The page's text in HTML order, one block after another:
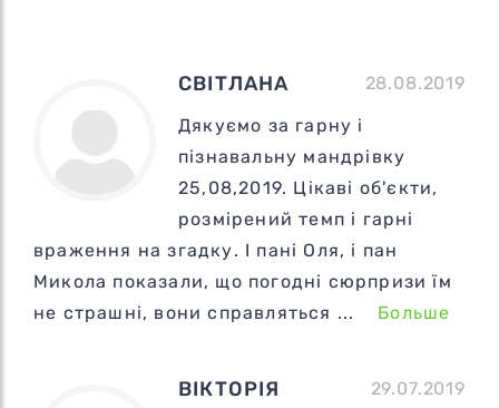
СВІТЛАНА
28.08.2019
Дякуємо за гарну і
пізнавальну мандрівку
25,08,2019. Цікаві об'єкти,
розмірений темп і гарні
враження на згадку. І пані Оля, і пан
Микола показали, що погодні сюрпризи їм
не страшні, вони справляться ... Больше
ВІКТОРІЯ
29.07.2019